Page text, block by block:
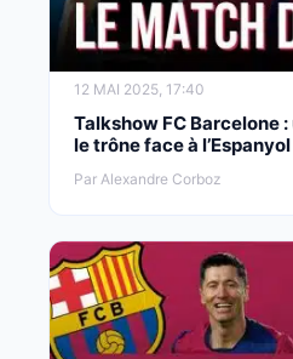
12 MAI 2025, 17:40
Talkshow FC Barcelone
le trône face à l’Espanyol
Par Alexandre Corboz